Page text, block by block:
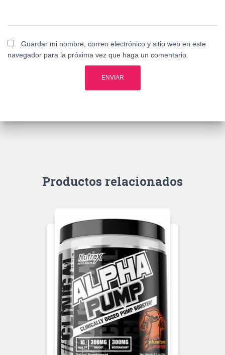
Guardar mi nombre, correo electrónico y sitio web en este
navegador para la próxima vez que haga un comentario.
Productos relacionados